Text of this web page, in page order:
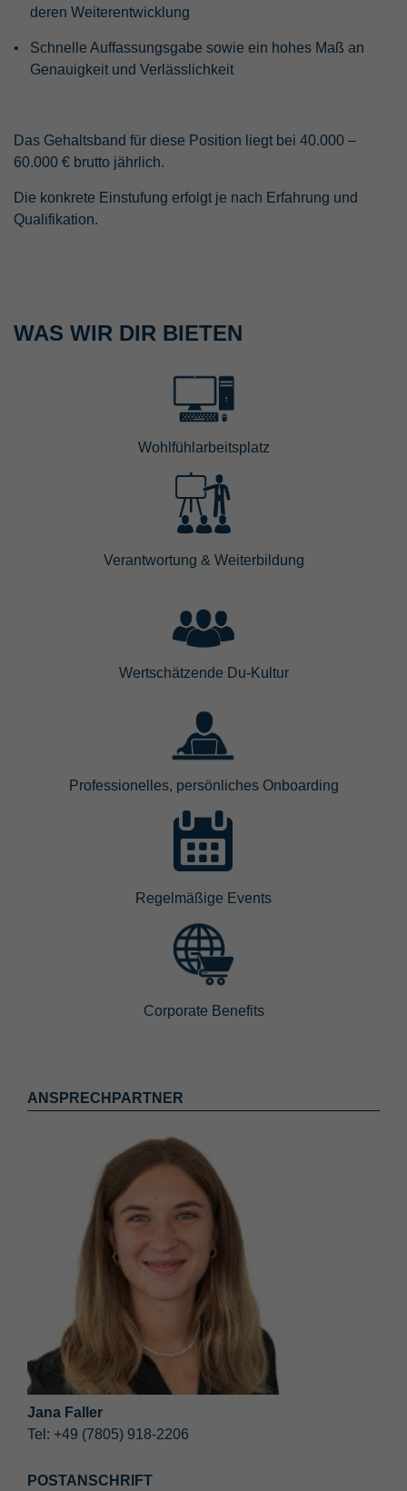
deren Weiterentwicklung
Schnelle Auffassungsgabe sowie ein hohes Maß an
Genauigkeit und Verlässlichkeit
Das Gehaltsband für diese Position liegt bei 40.000 –
60.000 € brutto jährlich.
Die konkrete Einstufung erfolgt je nach Erfahrung und
Qualifikation.
WAS WIR DIR BIETEN
Wohlfühlarbeitsplatz
Verantwortung & Weiterbildung
Wertschätzende Du-Kultur
Professionelles, persönliches Onboarding
Regelmäßige Events
Corporate Benefits
ANSPRECHPARTNER
Jana Faller
Tel: +49 (7805) 918-2206
POSTANSCHRIFT